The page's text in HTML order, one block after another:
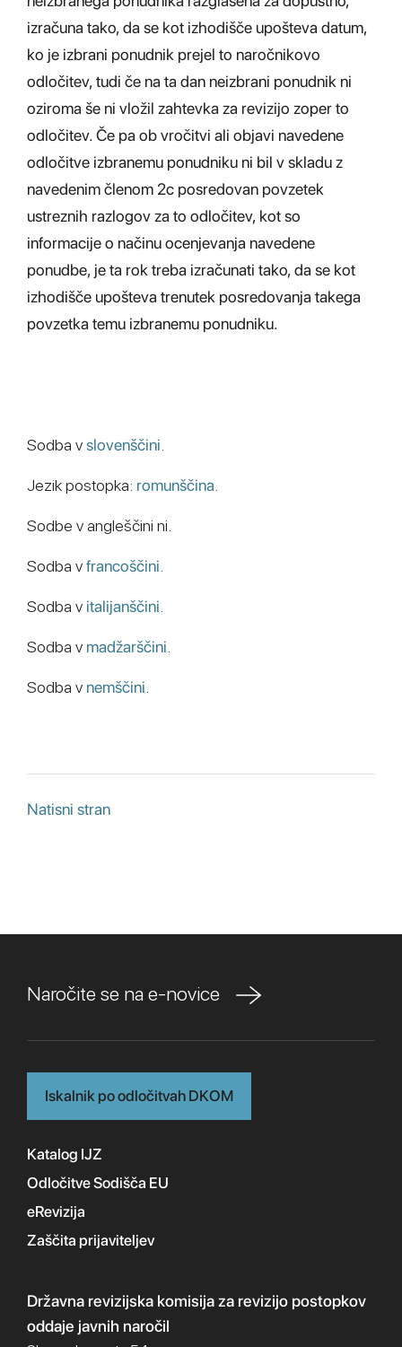
izračuna tako, da se kot izhodišče upošteva datum,
ko je izbrani ponudnik prejel to naročnikovo
odločitev, tudi če na ta dan neizbrani ponudnik ni
oziroma še ni vložil zahtevka za revizijo zoper to
odločitev. Če pa ob vročitvi ali objavi navedene
odločitve izbranemu ponudniku ni bil v skladu z
navedenim členom 2c posredovan povzetek
ustreznih razlogov za to odločitev, kot so
informacije o načinu ocenjevanja navedene
ponudbe, je ta rok treba izračunati tako, da se kot
izhodišče upošteva trenutek posredovanja takega
povzetka temu izbranemu ponudniku.
Sodba vslovenščini
Jezik postopka: romunščina
Sodbe v angleščini ni.
Sodba vfrancoščini
Sodba v italijanščini
Sodba v madžarščini
Sodba v nemščini
Natisni stran
Naročite se na e-novice
Iskalnik po odločitvah DKOM
Katalog IJZ
Odločitve Sodišča EU
eRevizija
Zaščita prijaviteljev
Državna revizijska komisijaza revizijo postopkov
oddaje javnih naročil